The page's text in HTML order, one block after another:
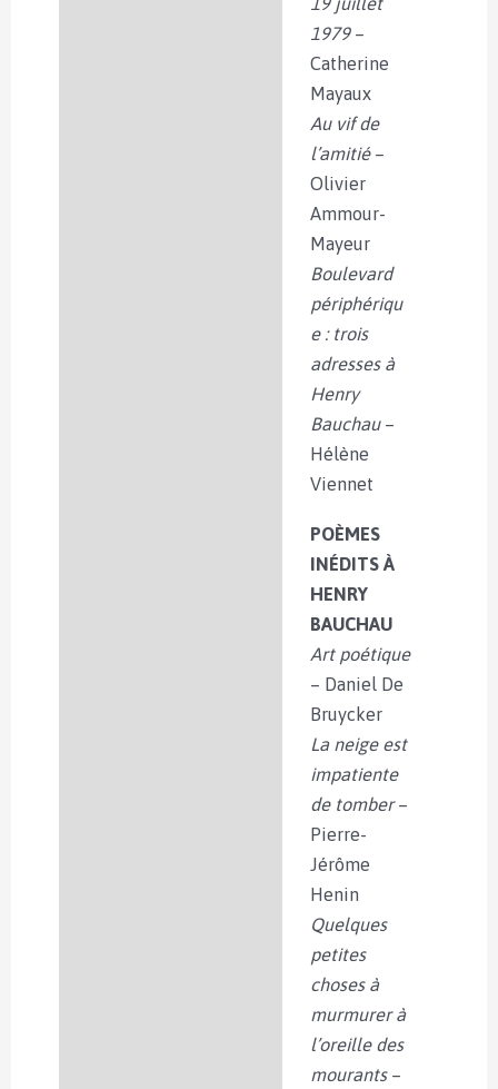
1979–
Catherine
Mayaux
Au vif de
l’amitié–
Olivier
Ammour-
Mayeur
Boulevard
périphériqu
e : trois
adresses à
Henry
Bauchau–
Hélène
Viennet
POÈMES
INÉDITS À
HENRY
BAUCHAU
Art poétique
– Daniel De
Bruycker
La neige est
impatiente
de tomber–
Pierre-
Jérôme
Henin
Quelques
petites
choses à
murmurer à
l’oreille des
mourants–